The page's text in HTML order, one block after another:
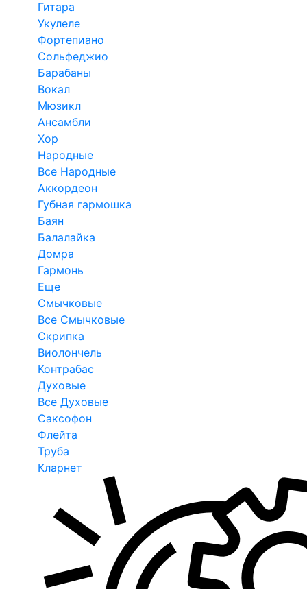
Гитара
Укулеле
Фортепиано
Сольфеджио
Барабаны
Вокал
Мюзикл
Ансамбли
Хор
Народные
Все Народные
Аккордеон
Губная гармошка
Баян
Балалайка
Домра
Гармонь
Еще
Смычковые
Все Смычковые
Скрипка
Виолончель
Контрабас
Духовые
Все Духовые
Саксофон
Флейта
Труба
Кларнет